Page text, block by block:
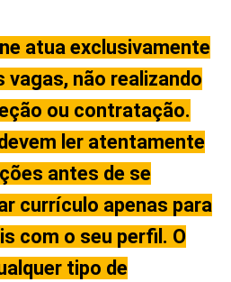
atua exclusivamente
vagas, não realizando
ou contratação.
ler atentamente
antes de se
currículo apenas para
com o seu perfil. O
tipo de